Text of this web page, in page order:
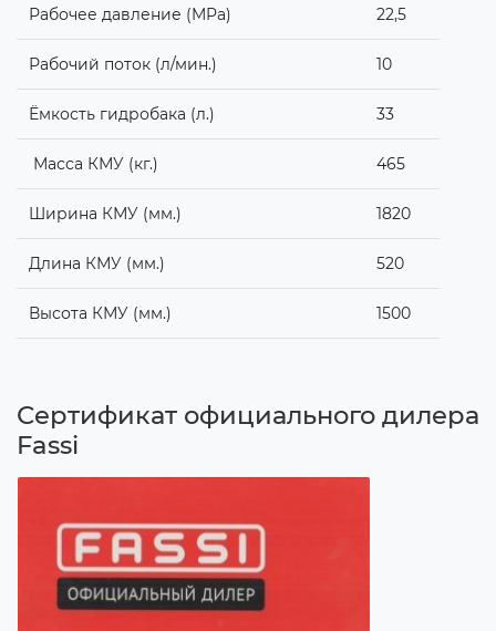
Рабочее давление (MPa) 22,5
Рабочий поток (л/мин.) 10
Ёмкость гидробака (л.) 33
Масса КМУ (кг.) 465
Ширина КМУ (мм.) 1820
Длина КМУ (мм.) 520
Высота КМУ (мм.) 1500
Сертификат официального дилера
Fassi